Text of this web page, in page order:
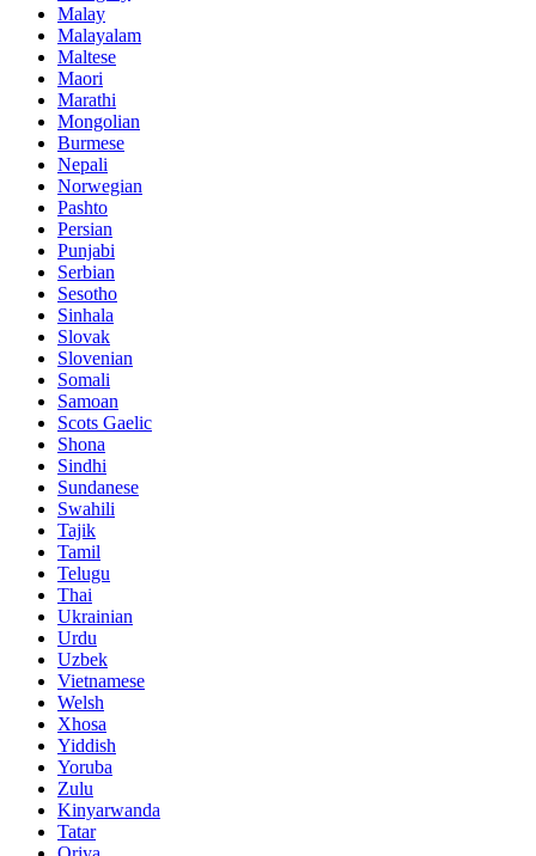
Malay
Malayalam
Maltese
Maori
Marathi
Mongolian
Burmese
Nepali
Norwegian
Pashto
Persian
Punjabi
Serbian
Sesotho
Sinhala
Slovak
Slovenian
Somali
Samoan
Scots Gaelic
Shona
Sindhi
Sundanese
Swahili
Tajik
Tamil
Telugu
Thai
Ukrainian
Urdu
Uzbek
Vietnamese
Welsh
Xhosa
Yiddish
Yoruba
Zulu
Kinyarwanda
Tatar